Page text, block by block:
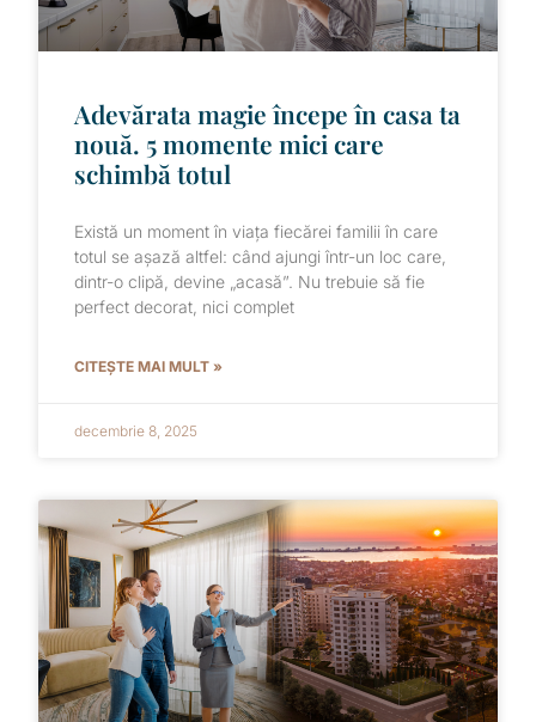
Adevărata magie începe în casa ta
nouă. 5 momente mici care
schimbă totul
Există un moment în viața fiecărei familii în care
totul se așază altfel: când ajungi într-un loc care,
dintr-o clipă, devine „acasă”. Nu trebuie să fie
perfect decorat, nici complet
CITEȘTE MAI MULT »
decembrie 8, 2025